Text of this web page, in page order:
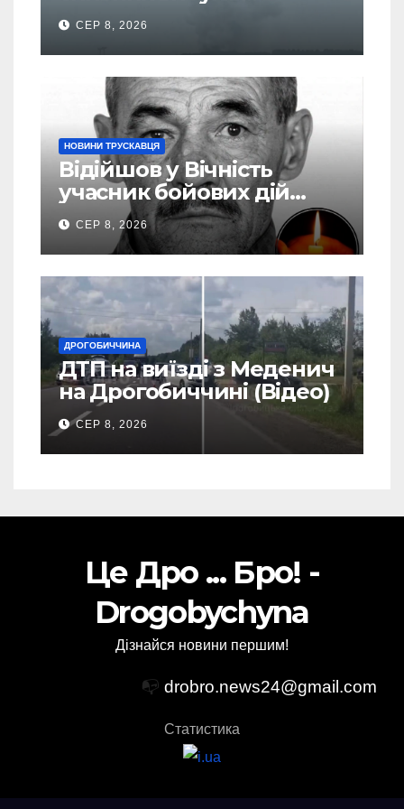
почалася масова
евакуація
СЕР 8, 2026
НОВИНИ ТРУСКАВЦЯ
Відійшов у Вічність
учасник бойових дій
Василь Іваникович зі
Станилі
СЕР 8, 2026
ДРОГОБИЧЧИНА
ДТП на виїзді з Меденич
на Дрогобиччині (Відео)
СЕР 8, 2026
Це Дро ... Бро! -
Drogobychyna
Дізнайся новини першим!
📭 drobro.news24@gmail.com
Статистика